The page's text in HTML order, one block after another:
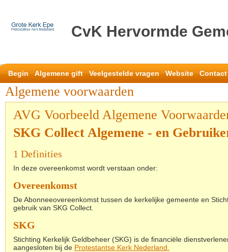
CvK Hervormde
Begin Algemene gift Veelgestelde vragen Website Contact
Algemene voorwaarden
AVG Voorbeeld Algemene
SKG Collect Algemene - en
1 Definities
In deze overeenkomst wordt verstaan onder:
Overeenkomst
De Abonneeovereenkomst tussen de kerkelijke gemeente en
gebruik van SKG Collect.
SKG
Stichting Kerkelijk Geldbeheer (SKG) is de financiële
aangesloten bij de Protestantse Kerk Nederland